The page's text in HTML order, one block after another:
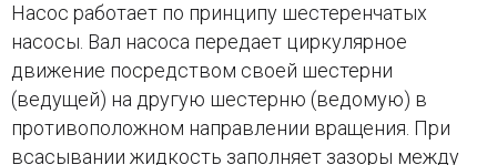
Насос работает по принципу шестеренчатых
насосы. Вал насоса передает циркулярное
движение посредством своей шестерни
(ведущей) на другую шестерню (ведомую) в
противоположном направлении вращения. При
всасывании жидкость заполняет зазоры между